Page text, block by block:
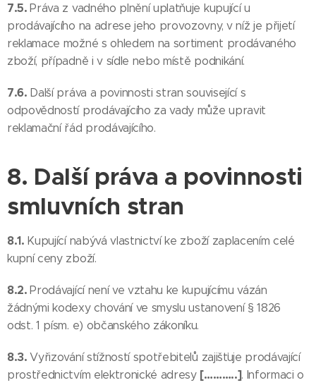
7.5.Práva z vadného plnění uplatňuje kupující u
prodávajícího na adrese jeho provozovny, v níž je přijetí
reklamace možné s ohledem na sortiment prodávaného
zboží, případně i v sídle nebo místě podnikání.
7.6. Další práva a povinnosti stran související s
odpovědností prodávajícího za vady může upravit
reklamační řád prodávajícího.
8. Další práva a povinnosti
smluvních stran
8.1. Kupující nabývá vlastnictví ke zboží zaplacením celé
kupní ceny zboží.
8.2.Prodávající není ve vztahu ke kupujícímu vázán
žádnými kodexy chování ve smyslu ustanovení § 1826
odst. 1 písm. e) občanského zákoníku.
8.3.Vyřizování stížností spotřebitelů zajišťuje prodávající
prostřednictvím elektronické adresy [………..]. Informaci o